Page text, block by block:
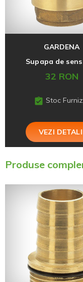
GARDENA
Supapa de
32 RON
Stoc
VEZI
Produse